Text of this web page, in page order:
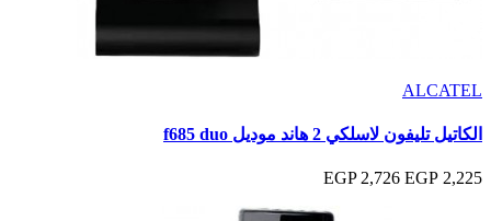
ALCATEL
الكاتيل تليفون لاسلكي 2 هاند موديل f685 duo
2,225 EGP
2,726 EGP